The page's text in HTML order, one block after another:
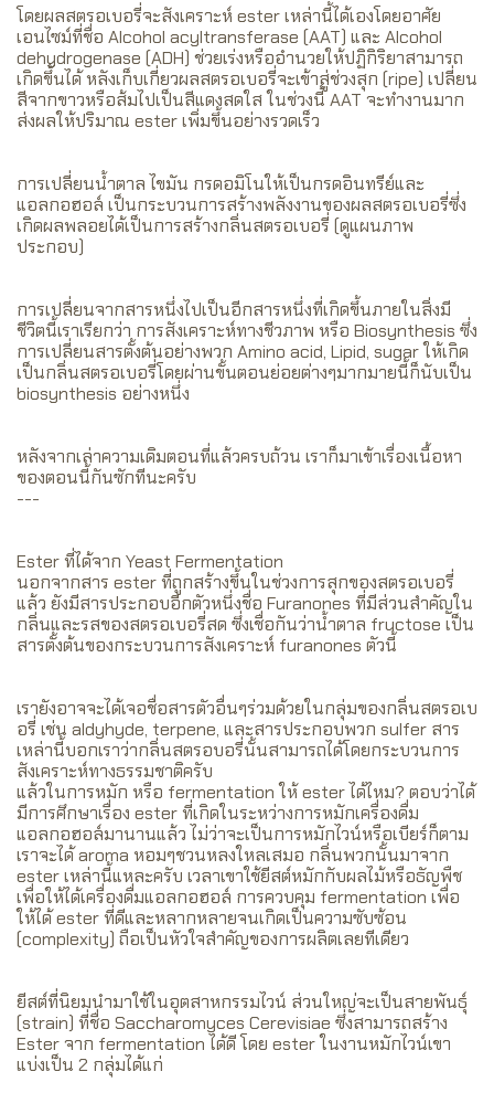
โดยผลสตรอเบอรี่จะสังเคราะห์ ester เหล่านี้ได้เองโดยอาศัย
เอนไซม์ที่ชื่อ Alcohol acyltransferase (AAT) และ Alcohol
dehydrogenase (ADH) ช่วยเร่งหรืออำนวยให้ปฏิกิริยาสามารถ
เกิดขึ้นได้ หลังเก็บเกี่ยวผลสตรอเบอรี่จะเข้าสู่ช่วงสุก (ripe) เปลี่ยน
สีจากขาวหรือส้มไปเป็นสีแดงสดใส ในช่วงนี้ AAT จะทำงานมาก
ส่งผลให้ปริมาณ ester เพิ่มขึ้นอย่างรวดเร็ว
การเปลี่ยนน้ำตาล ไขมัน กรดอมิโนให้เป็นกรดอินทรีย์และ
แอลกอฮอล์ เป็นกระบวนการสร้างพลังงานของผลสตรอเบอรี่ซึ่ง
เกิดผลพลอยได้เป็นการสร้างกลิ่นสตรอเบอรี่ (ดูแผนภาพ
ประกอบ)
การเปลี่ยนจากสารหนึ่งไปเป็นอีกสารหนึ่งที่เกิดขึ้นภายในสิ่งมี
ชีวิตนี้เราเรียกว่า การสังเคราะห์ทางชีวภาพ หรือ Biosynthesis ซึ่ง
การเปลี่ยนสารตั้งต้นอย่างพวก Amino acid, Lipid, sugar ให้เกิด
เป็นกลิ่นสตรอเบอรี่โดยผ่านขั้นตอนย่อยต่างๆมากมายนี้ก็นับเป็น
biosynthesis อย่างหนึ่ง
หลังจากเล่าความเดิมตอนที่แล้วครบถ้วน เราก็มาเข้าเรื่องเนื้อหา
ของตอนนี้กันซักทีนะครับ
---
Ester ที่ได้จาก Yeast Fermentation
นอกจากสาร ester ที่ถูกสร้างขึ้นในช่วงการสุกของสตรอเบอรี่
แล้ว ยังมีสารประกอบอีกตัวหนึ่งชื่อ Furanones ที่มีส่วนสำคัญใน
กลิ่นและรสของสตรอเบอรี่สด ซึ่งเชื่อกันว่าน้ำตาล fructose เป็น
สารตั้งต้นของกระบวนการสังเคราะห์ furanones ตัวนี้
เรายังอาจจะได้เจอชื่อสารตัวอื่นๆร่วมด้วยในกลุ่มของกลิ่นสตรอเบ
อรี่ เช่น aldyhyde, terpene, และสารประกอบพวก sulfer สาร
เหล่านี้บอกเราว่ากลิ่นสตรอบอรี่นั้นสามารถได้โดยกระบวนการ
สังเคราะห์ทางธรรมชาติครับ
แล้วในการหมัก หรือ fermentation ให้ ester ได้ไหม? ตอบว่าได้
มีการศึกษาเรื่อง ester ที่เกิดในระหว่างการหมักเครื่องดื่ม
แอลกอฮอล์มานานแล้ว ไม่ว่าจะเป็นการหมักไวน์หรือเบียร์ก็ตาม
เราจะได้ aroma หอมๆชวนหลงใหลเสมอ กลิ่นพวกนั้นมาจาก
ester เหล่านี้แหละครับ เวลาเขาใช้ยีสต์หมักกับผลไม้หรือธัญพืช
เพื่อให้ได้เครื่องดื่มแอลกอฮอล์ การควบคุม fermentation เพื่อ
ให้ได้ ester ที่ดีและหลากหลายจนเกิดเป็นความซับซ้อน
(complexity) ถือเป็นหัวใจสำคัญของการผลิตเลยทีเดียว
ยีสต์ที่นิยมนำมาใช้ในอุตสาหกรรมไวน์ ส่วนใหญ่จะเป็นสายพันธุ์
(strain) ที่ชื่อ Saccharomyces Cerevisiae ซึ่งสามารถสร้าง
Ester จาก fermentation ได้ดี โดย ester ในงานหมักไวน์เขา
แบ่งเป็น 2 กลุ่มได้แก่